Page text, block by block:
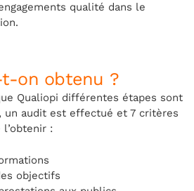
qualité dans le
t-on obtenu ?
Qualiopi différentes étapes sont
un audit est effectué et 7 critères
:
objectifs